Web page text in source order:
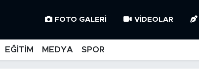
FOTO GALERI VIDEOLAR
EĞİTİM MEDYA SPOR